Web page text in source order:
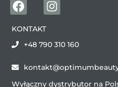
KONTAKT
+48 790 310 160
Wyłączny dystrybutor na